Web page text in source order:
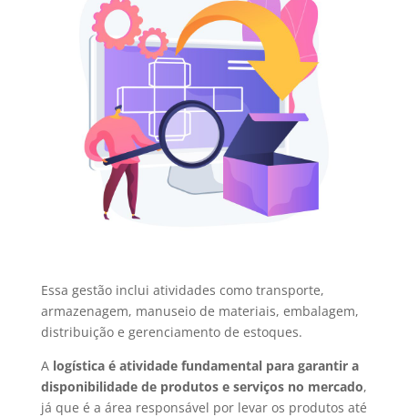
Essa gestão inclui atividades como transporte,
armazenagem, manuseio de materiais, embalagem,
distribuição e gerenciamento de estoques.
A logística é atividade fundamental para garantir a
disponibilidade de produtos e serviços no mercado,
já que é a área responsável por levar os produtos até